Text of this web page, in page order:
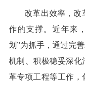
改革出效率，改
作的支撑。近年来
划”为抓手，通过完
机制、积极稳妥深
革专项工程等工作